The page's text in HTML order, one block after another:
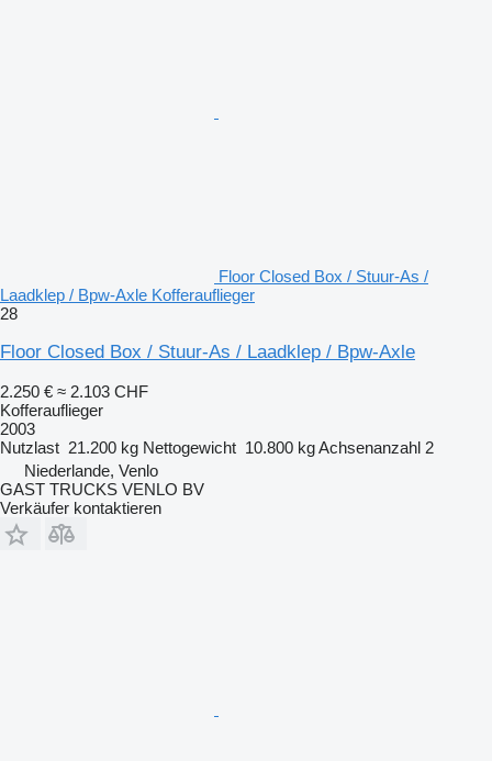
Floor Closed Box / Stuur-As /
Laadklep / Bpw-Axle Kofferauflieger
28
Floor Closed Box / Stuur-As / Laadklep / Bpw-Axle
2.250 € ≈ 2.103 CHF
Kofferauflieger
2003
Nutzlast 21.200 kg Nettogewicht 10.800 kgAchsenanzahl 2
Niederlande, Venlo
GAST TRUCKS VENLO BV
Verkäufer kontaktieren